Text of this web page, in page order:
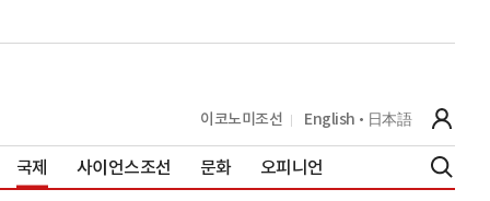
이코노미조선 English 日本語
국제 사이언스조선 문화 오피니언